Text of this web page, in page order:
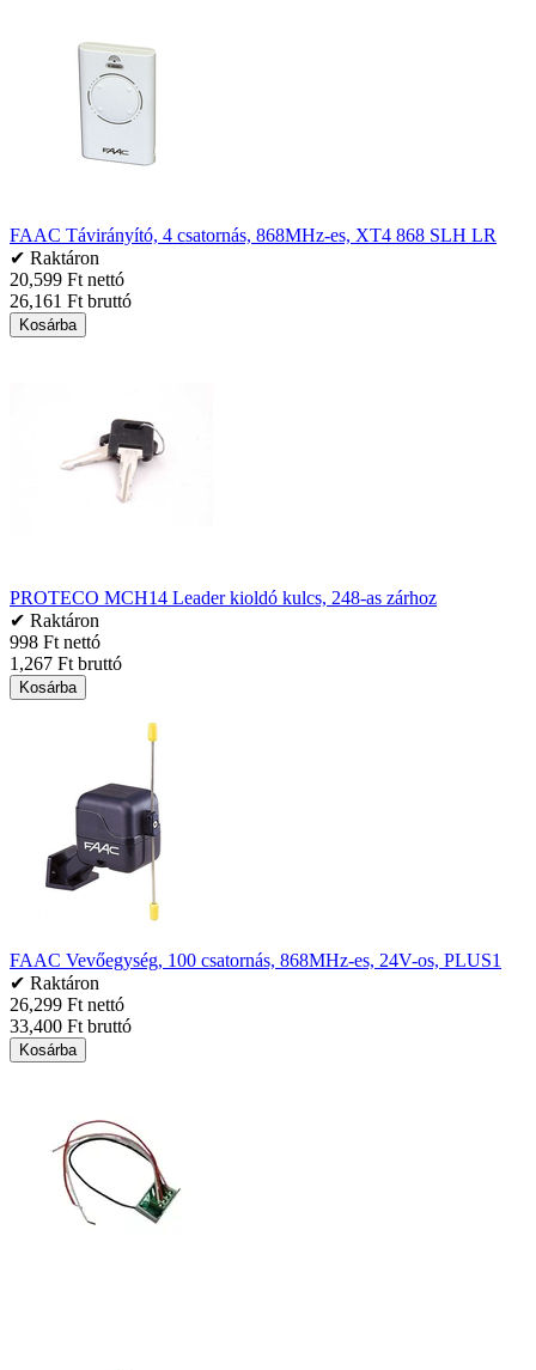
FAAC Távirányító, 4 csatornás, 868MHz-es, XT4 868 SLH LR
✔ Raktáron
20,599 Ft nettó
26,161 Ft bruttó
Kosárba
PROTECO MCH14 Leader kioldó kulcs, 248-as zárhoz
✔ Raktáron
998 Ft nettó
1,267 Ft bruttó
Kosárba
FAAC Vevőegység, 100 csatornás, 868MHz-es, 24V-os, PLUS1
✔ Raktáron
26,299 Ft nettó
33,400 Ft bruttó
Kosárba